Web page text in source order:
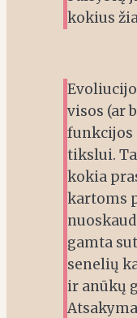
kokius
visos (ar
funkcijos
tikslui.
kokia
kartoms
gamta
senelių
ir anūkų